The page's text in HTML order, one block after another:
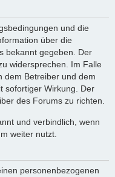
und die
über die
bekannt gegeben. Der
widersprechen. Im Falle
dem Betreiber und dem
sofortiger Wirkung. Der
des Forums zu richten.
und verbindlich, wenn
weiter nutzt.
personenbezogenen